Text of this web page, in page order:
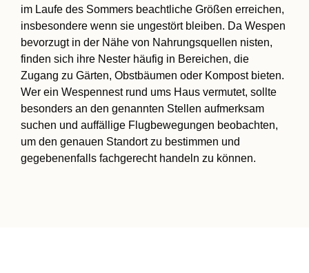
im Laufe des Sommers beachtliche Größen erreichen,
insbesondere wenn sie ungestört bleiben. Da Wespen
bevorzugt in der Nähe von Nahrungsquellen nisten,
finden sich ihre Nester häufig in Bereichen, die
Zugang zu Gärten, Obstbäumen oder Kompost bieten.
Wer ein Wespennest rund ums Haus vermutet, sollte
besonders an den genannten Stellen aufmerksam
suchen und auffällige Flugbewegungen beobachten,
um den genauen Standort zu bestimmen und
gegebenenfalls fachgerecht handeln zu können.